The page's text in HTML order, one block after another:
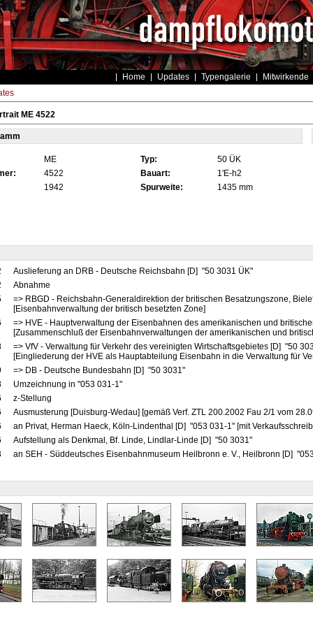
Home Updates Typengalerie
Mitwirkende
ME 4522
ME Typ:
50 ÜK
4522 Bauart:
1'E-h2
1942
Spurweite: 1435 mm
Auslieferung an DRB - Deutsche Reichsbahn [D] "50 3031 ÜK"
Abnahme
=> RBGD - Reichsbahn-Generaldirektion der britischen Besatzungszone,
[Eisenbahnverwaltung der britisch besetzten Zone]
=> HVE - Hauptverwaltung der Eisenbahnen des amerikanischen und
[Zusammenschluß der Eisenbahnverwaltungen der amerikanischen und
=> VfV - Verwaltung für Verkehr des vereinigten Wirtschaftsgebietes [D] "50
[Eingliederung der HVE als Hauptabteilung Eisenbahn in die Verwaltung für
=> DB - Deutsche Bundesbahn [D] "50 3031"
Umzeichnung in "053 031-1"
z-Stellung
Ausmusterung [Duisburg-Wedau] [gemäß Verf. ZTL 200.2002 Fau 2/1 vom
an Privat, Herman Haeck, Köln-Lindenthal [D] "053 031-1" [mit
Aufstellung als Denkmal, Bf. Linde, Lindlar-Linde [D] "50 3031"
an SEH - Süddeutsches Eisenbahnmuseum Heilbronn e. V., Heilbronn [D]